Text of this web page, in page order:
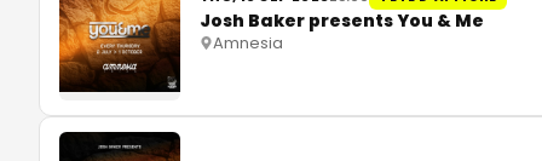
Josh Baker presents You & Me
Amnesia